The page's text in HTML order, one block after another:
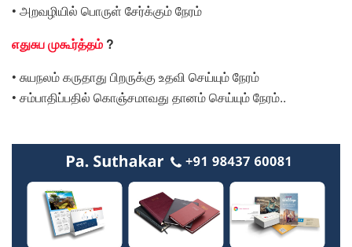
• அறவழியில் பொருள் சேர்க்கும் நேரம்
எதுசுப முகூர்த்தம் ?
• சுயநலம் கருதாது பிறருக்கு உதவி செய்யும் நேரம்
• சம்பாதிப்பதில் கொஞ்சமாவது தானம் செய்யும் நேரம்..